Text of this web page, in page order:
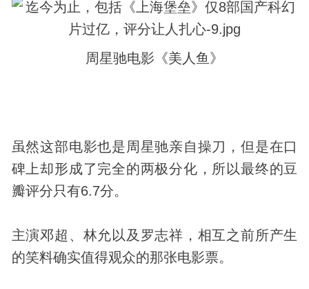
周星驰电影《美人鱼》
虽然这部电影也是周星驰亲自操刀，但是在口
碑上却形成了完全的两极分化，所以最终的豆
瓣评分只有6.7分。
主演邓超、林允以及罗志祥，相互之前所产生
的笑料确实值得观众的那张电影票。